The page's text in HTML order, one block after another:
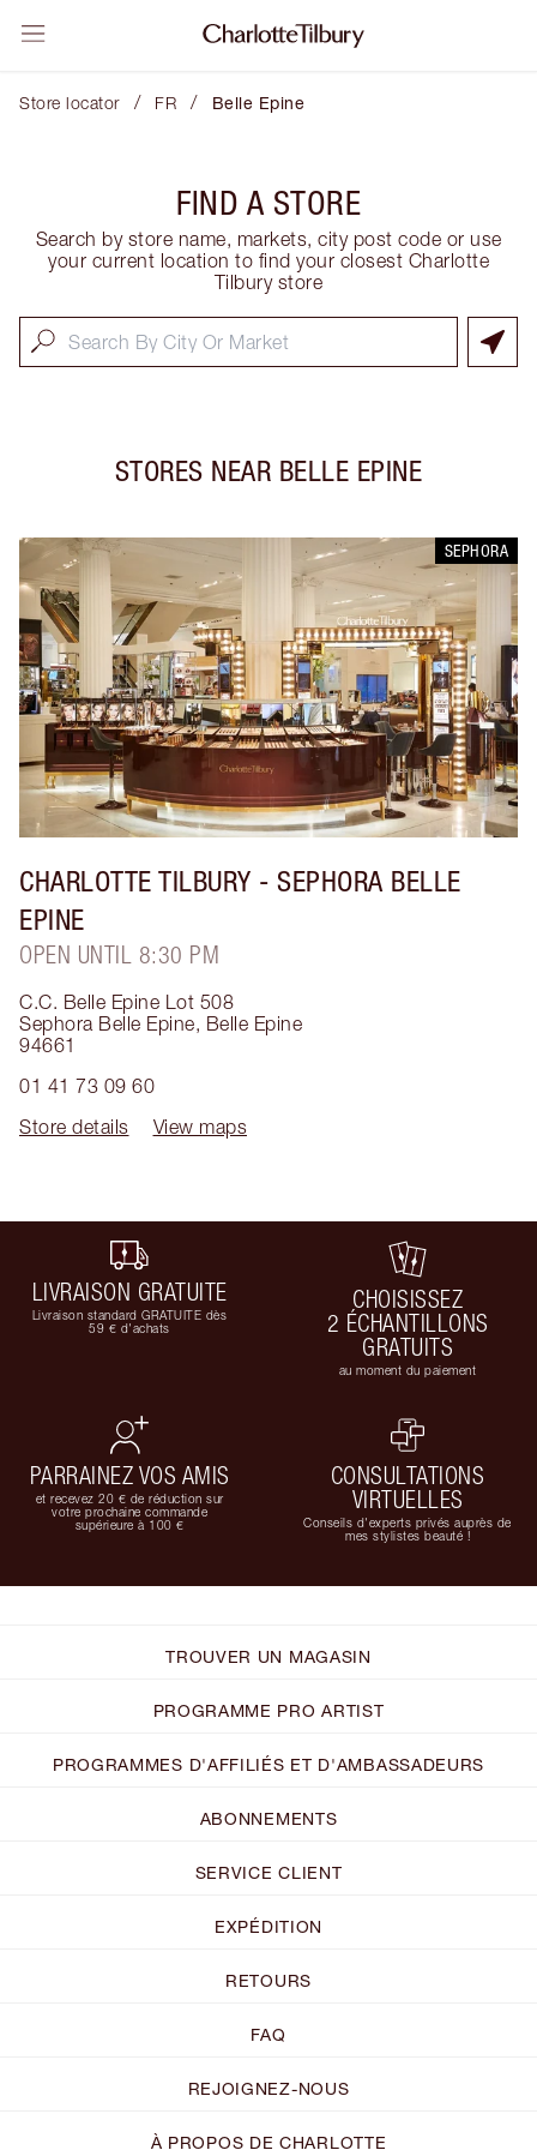
Store locator / FR / Belle Epine
FIND A STORE
Search by store name, markets, city post code or use
your current location to find your closest Charlotte
Tilbury store
STORES NEAR BELLE EPINE
SEPHORA
CHARLOTTE TILBURY - SEPHORA BELLE
EPINE
OPEN UNTIL 8:30 PM
C.C. Belle Epine Lot 508
Sephora Belle Epine, Belle Epine
94661
01 41 73 09 60
Store details
View maps
LIVRAISON GRATUITE
Livraison standard GRATUITE dès
59 € d'achats
CHOISISSEZ
2 ÉCHANTILLONS
GRATUITS
au moment du paiement
PARRAINEZ VOS AMIS
et recevez 20 € de réduction sur
votre prochaine commande
supérieure à 100 €
CONSULTATIONS
VIRTUELLES
Conseils d'experts privés auprès de
mes stylistes beauté !
TROUVER UN MAGASIN
PROGRAMME PRO ARTIST
PROGRAMMES D'AFFILIÉS ET D'AMBASSADEURS
ABONNEMENTS
SERVICE CLIENT
EXPÉDITION
RETOURS
FAQ
REJOIGNEZ-NOUS
À PROPOS DE CHARLOTTE